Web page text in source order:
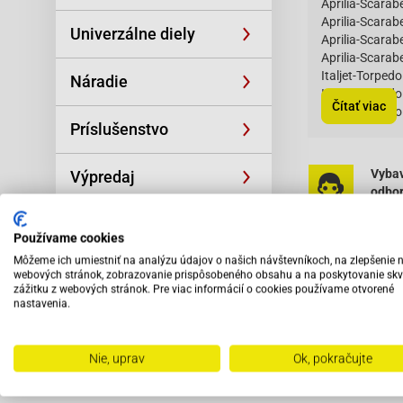
Univerzálne diely
Náradie
Príslušenstvo
Výpredaj
Aprilia-
Aprilia-
Aprilia-
Aprilia-
Italjet-
Italjet-
Italjet-
Piaggio-
Piaggio-
Piaggio-
Piaggio-
Piaggio-
Piaggio-
SYM
SYM
SYM
Čítať viac
Používame cookies
Môžeme ich umiestniť na analýzu údajov o našich návštevníkoch, na zlepšenie
webových stránok, zobrazovanie prispôsobeného obsahu a na poskytovanie
zážitku z webových stránok. Pre viac informácií o cookies používame otvorené
nastavenia.
Nie, uprav Ok, pokračujte